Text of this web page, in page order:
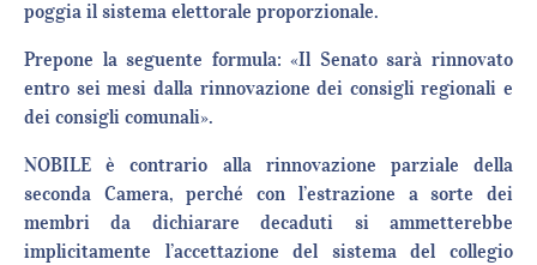
poggia il sistema elettorale proporzionale.
Prepone la seguente formula: «Il Senato sarà rinnovato
entro sei mesi dalla rinnovazione dei consigli regionali e
dei consigli comunali».
NOBILE è contrario alla rinnovazione parziale della
seconda Camera, perché con l’estrazione a sorte dei
membri da dichiarare decaduti si ammetterebbe
implicitamente l’accettazione del sistema del collegio